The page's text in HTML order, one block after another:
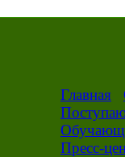
Главная
Пресс-